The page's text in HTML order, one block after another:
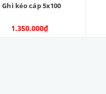
Ghi kéo cáp 5x100
1.350.000₫